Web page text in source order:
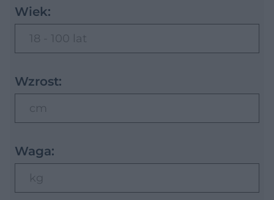
Wiek:
18 - 100 lat
Wzrost:
cm
Waga:
kg